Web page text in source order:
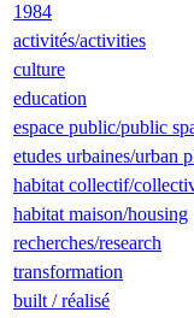
1984
activités/activities
culture
education
espace public/public
etudes urbaines/urban
habitat collectif/
habitat maison/housing
recherches/research
transformation
built / réalisé